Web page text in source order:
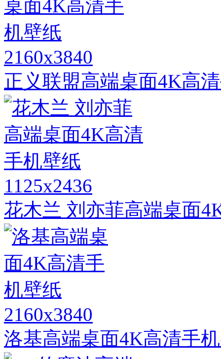
2160x3840
正义联盟高端桌面4K高
1125x2436
花木兰 刘亦菲高端桌面
2160x3840
洛基高端桌面4K高清手